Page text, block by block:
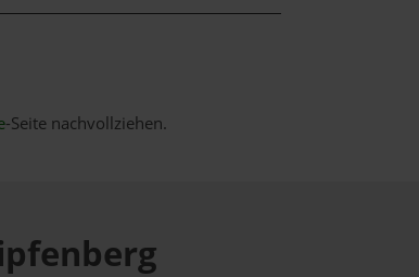
-Seite nachvollziehen.